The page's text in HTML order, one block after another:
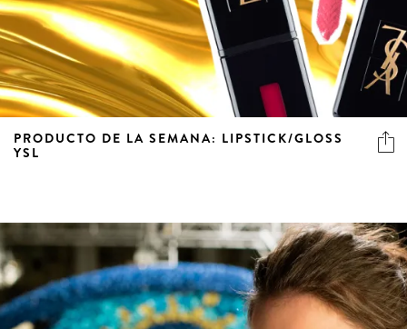
PRODUCTO DE LA SEMANA: LIPSTICK/GLOSS
YSL